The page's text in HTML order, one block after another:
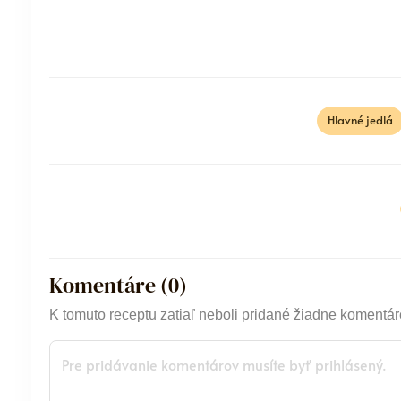
Hlavné jedlá
Komentáre (0)
K tomuto receptu zatiaľ neboli pridané žiadne